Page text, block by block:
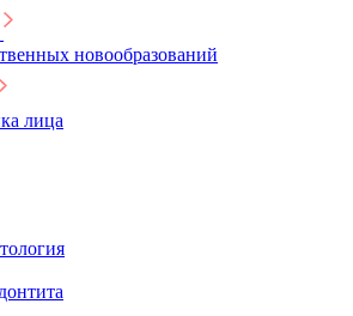
новообразований
лица